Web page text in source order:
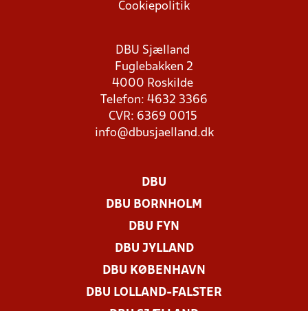
Cookiepolitik
DBU Sjælland
Fuglebakken 2
4000 Roskilde
Telefon: 4632 3366
CVR: 6369 0015
info@dbusjaelland.dk
DBU
DBU BORNHOLM
DBU FYN
DBU JYLLAND
DBU KØBENHAVN
DBU LOLLAND-FALSTER